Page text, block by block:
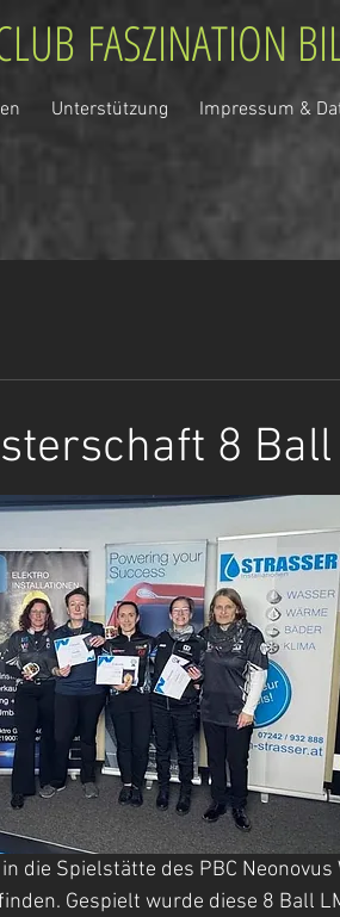
FASZINATION
Unterstützung Impressum &
8
die Spielstätte des PBC Neonovus
Gespielt wurde diese 8 Ball